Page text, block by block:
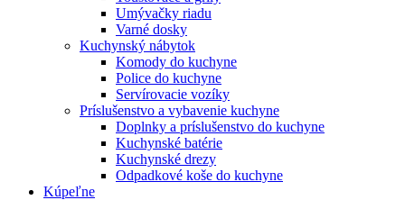
Umývačky riadu
Varné dosky
Kuchynský nábytok
Komody do kuchyne
Police do kuchyne
Servírovacie vozíky
Príslušenstvo a vybavenie kuchyne
Doplnky a príslušenstvo do kuchyne
Kuchynské batérie
Kuchynské drezy
Odpadkové koše do kuchyne
Kúpeľne